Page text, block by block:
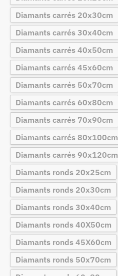
Diamants carrés 20x30cm
Diamants carrés 30x40cm
Diamants carrés 40x50cm
Diamants carrés 45x60cm
Diamants carrés 50x70cm
Diamants carrés 60x80cm
Diamants carrés 70x90cm
Diamants carrés 80x100cm
Diamants carrés 90x120cm
Diamants ronds 20x25cm
Diamants ronds 20x30cm
Diamants ronds 30x40cm
Diamants ronds 40X50cm
Diamants ronds 45X60cm
Diamants ronds 50x70cm